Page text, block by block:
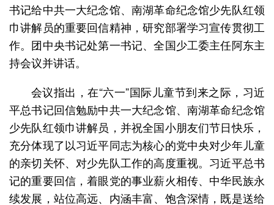
书记给中共一大纪念馆、南湖革命纪念馆少先队红领
巾讲解员的重要回信精神，研究部署学习宣传贯彻工
作。团中央书记处第一书记、全国少工委主任阿东主
持会议并讲话。
会议指出，在“六一”国际儿童节到来之际，习近
平总书记回信勉励中共一大纪念馆、南湖革命纪念馆
少先队红领巾讲解员，并祝全国小朋友们节日快乐，
充分体现了以习近平同志为核心的党中央对少年儿童
的亲切关怀、对少先队工作的高度重视。习近平总书
记的重要回信，着眼党的事业薪火相传、中华民族永
续发展，站位高远、内涵丰富、饱含深情，既是送给